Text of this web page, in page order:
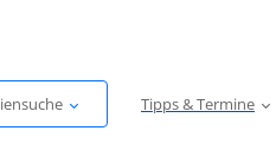
Tipps & Termine